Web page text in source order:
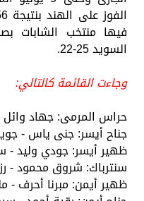
فيها منتخب الشابات
السويد 25-22.
وجاءت القائمة كالتالي:
حراس المرمى: جهاد وائل
جناح أيسر: جنى ياس -
ظهير أيسر: جودي وليد
سنترباك: شروق محمود -
ظهير أيمن: مبرنا أحرف